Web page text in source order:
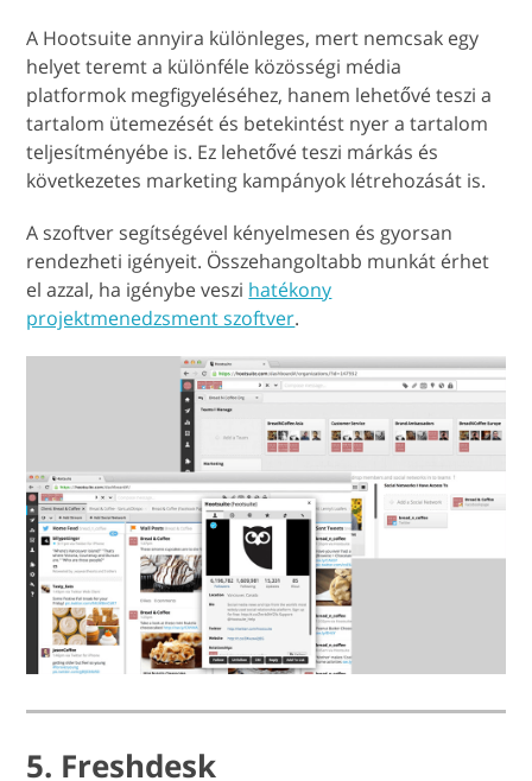
A Hootsuite annyira különleges, mert nemcsak egy
helyet teremt a különféle közösségi média
platformok megfigyeléséhez, hanem lehetővé teszi a
tartalom ütemezését és betekintést nyer a tartalom
teljesítményébe is. Ez lehetővé teszi márkás és
következetes marketing kampányok létrehozását is.
A szoftver segítségével kényelmesen és gyorsan
rendezheti igényeit. Összehangoltabb munkát érhet
el azzal, ha igénybe veszi hatékony
projektmenedzsment szoftver.
5. Freshdesk